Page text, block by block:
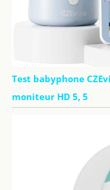
Test babyphone
moniteur HD 5, 5